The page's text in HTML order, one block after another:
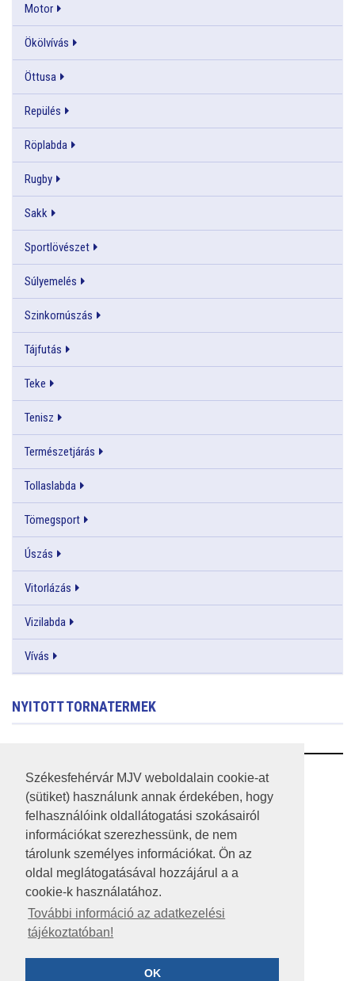
Székesfehérvár MJV weboldalain cookie-at
(sütiket) használunk annak érdekében, hogy
felhasználóink oldallátogatási szokásairól
információkat szerezhessünk, de nem
tárolunk személyes információkat. Ön az
oldal meglátogatásával hozzájárul a a
cookie-k használatához.
További információ az adatkezelési
tájékoztatóban!
OK
Motor
Ökölvívás
Öttusa
Repülés
Röplabda
Rugby
Sakk
Sportlövészet
Súlyemelés
Szinkornúszás
Tájfutás
Teke
Tenisz
Természetjárás
Tollaslabda
Tömegsport
Úszás
Vitorlázás
Vizilabda
Vívás
NYITOTT TORNATERMEK
RSS
A HONLAP 2017.03.31-I ÁLLAPOTA
JOGI NYILATKOZAT
IMPRESSZUM
KÖZÉRDEKŰ ADATOK